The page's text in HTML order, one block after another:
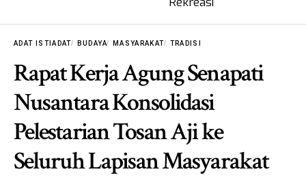
ADAT ISTIADAT BUDAYA MASYARAKAT TRADISI
Rapat Kerja Agung Senapati
Nusantara Konsolidasi
Pelestarian Tosan Aji ke
Seluruh Lapisan Masyarakat